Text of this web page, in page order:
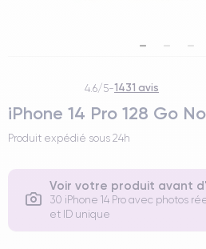
4.6/5-1431 avis
iPhone 14 Pro 128 Go
Produit expédié sous 24h
Voir votre produit avant
30 iPhone 14 Pro avec photos
et ID unique